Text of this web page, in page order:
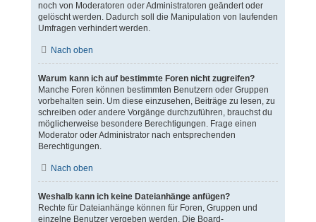
noch von Moderatoren oder Administratoren geändert oder
gelöscht werden. Dadurch soll die Manipulation von laufenden
Umfragen verhindert werden.
Nach oben
Warum kann ich auf bestimmte Foren nicht zugreifen?
Manche Foren können bestimmten Benutzern oder Gruppen
vorbehalten sein. Um diese einzusehen, Beiträge zu lesen, zu
schreiben oder andere Vorgänge durchzuführen, brauchst du
möglicherweise besondere Berechtigungen. Frage einen
Moderator oder Administrator nach entsprechenden
Berechtigungen.
Nach oben
Weshalb kann ich keine Dateianhänge anfügen?
Rechte für Dateianhänge können für Foren, Gruppen und
einzelne Benutzer vergeben werden. Die Board-